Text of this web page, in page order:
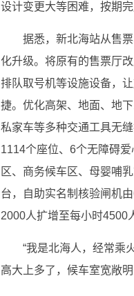
设计变更大等困难，按期
据悉，新北海站从售
化升级。将原有的售票厅
排队取号机等设施设备，
捷。优化高架、地面、地
私家车等多种交通工具无
1114个座位、6个无障碍
区、商务候车区、母婴哺
台，自助实名制核验闸机
2000人扩增至每小时4500
“我是北海人，经常乘
高大上多了，候车室宽敞